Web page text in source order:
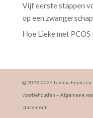
Vijf eerste stappen
op een zwangerschap
Hoe Lieke met
@ 2023-2024 Lavinia
voorbehouden – Algemene
statement